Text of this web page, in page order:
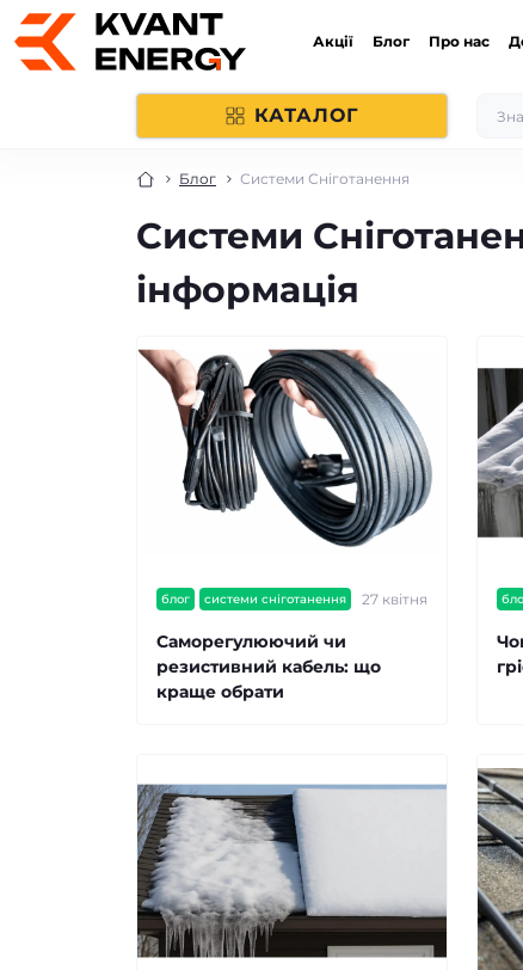
Акції Блог Про нас
КАТАЛОГ
Блог Системи Сніготанення
Системи
інформація
блог системи сніготанення 27 квітня
Саморегулюючий чи
резистивний кабель: що
краще обрати